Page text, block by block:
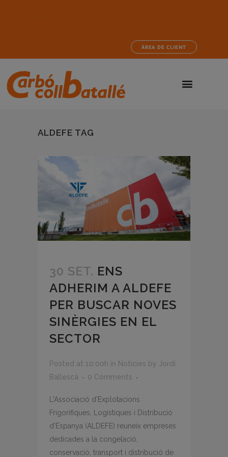
ÀREA DE CLIENT
ALDEFE TAG
30 SET. ENS
ADHERIM A ALDEFE
PER BUSCAR NOVES
SINÈRGIES EN EL
SECTOR
Posted at 10:00h in Noticies by Jordi
Ballescà
0 Comments
L'Associació d'Explotacions
Frigorífiques, Logístiques i Distribució
d'Espanya (ALDEFE) reuneix empreses
dedicades a la congelació,
conservació, transport i distribució de